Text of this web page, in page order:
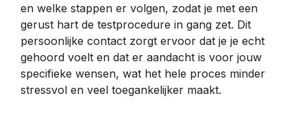
en welke stappen er volgen, zodat je met een
gerust hart de testprocedure in gang zet. Dit
persoonlijke contact zorgt ervoor dat je je echt
gehoord voelt en dat er aandacht is voor jouw
specifieke wensen, wat het hele proces minder
stressvol en veel toegankelijker maakt.